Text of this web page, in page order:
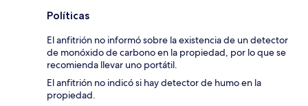
Políticas
El anfitrión no informó sobre la existencia de un detector
de monóxido de carbono en la propiedad, por lo que se
recomienda llevar uno portátil.
El anfitrión no indicó si hay detector de humo en la
propiedad.